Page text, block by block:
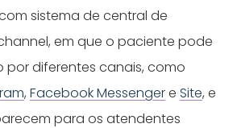
sistema de central de
em que o paciente pode
diferentes canais, como
,Facebook MessengereSite, e
para os atendentes